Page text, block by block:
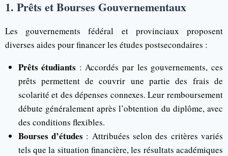
1. Prêts et Bourses Gouvernementaux
Les gouvernements fédéral et provinciaux proposent
diverses aides pour financer les études postsecondaires :
Prêts étudiants : Accordés par les gouvernements, ces
prêts permettent de couvrir une partie des frais de
scolarité et des dépenses connexes. Leur remboursement
débute généralement après l’obtention du diplôme, avec
des conditions flexibles.
Bourses d’études : Attribuées selon des critères variés
tels que la situation financière, les résultats académiques